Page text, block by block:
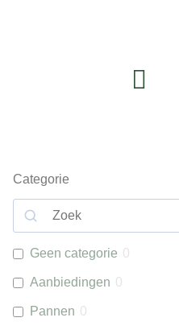
Categorie
Geen categorie 0
Aanbiedingen 0
Pannen 0